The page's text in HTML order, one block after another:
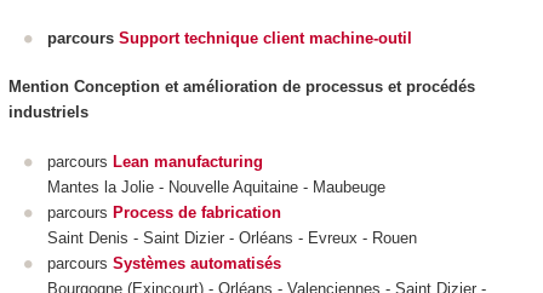
parcours Support technique client machine-outil
Mention Conception et amélioration de processus et procédés
industriels
parcours Lean manufacturing
Mantes la Jolie - Nouvelle Aquitaine - Maubeuge
parcours Process de fabrication
Saint Denis - Saint Dizier - Orléans - Evreux - Rouen
parcours Systèmes automatisés
Bourgogne (Exincourt) - Orléans - Valenciennes - Saint Dizier -